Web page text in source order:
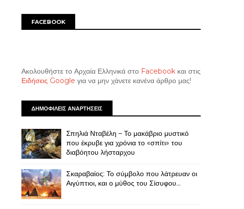
FACEBOOK
Ακολουθήστε το Αρχαία Ελληνικά στο Facebook και στις
Ειδήσεις Google για να μην χάνετε κανένα άρθρο μας!
ΔΗΜΟΦΙΛΕΙΣ ΑΝΑΡΤΗΣΕΙΣ
Σπηλιά Νταβέλη – Το μακάβριο μυστικό
που έκρυβε για χρόνια το «σπίτι» του
διαβόητου λήσταρχου
Σκαραβαίος: Το σύμβολο που λάτρευαν οι
Αιγύπτιοι, και ο μύθος του Σίσυφου...